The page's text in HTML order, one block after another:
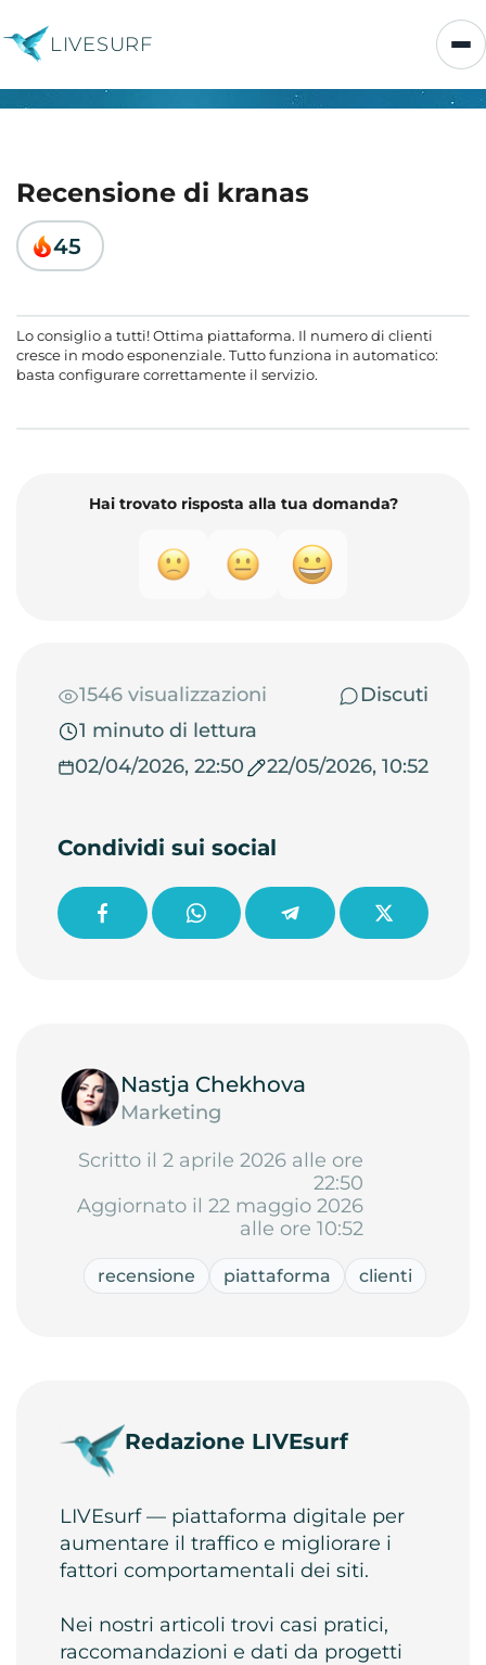
LIVESURF
Recensione di kranas
45
Lo consiglio a tutti! Ottima piattaforma. Il numero di clienti
cresce in modo esponenziale. Tutto funziona in automatico:
basta configurare correttamente il servizio.
Hai trovato risposta alla tua domanda?
1546 visualizzazioni
Discuti
1 minuto di lettura
02/04/2026, 22:50
22/05/2026, 10:52
Condividi sui social
Nastja Chekhova
Marketing
Scritto il 2 aprile 2026 alle ore
22:50
Aggiornato il 22 maggio 2026
alle ore 10:52
recensione piattaforma clienti
Redazione LIVEsurf
LIVEsurf — piattaforma digitale per
aumentare il traffico e migliorare i
fattori comportamentali dei siti.
Nei nostri articoli trovi casi pratici,
raccomandazioni e dati da progetti